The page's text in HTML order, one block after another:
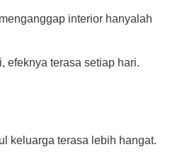
interior hanyalah
efeknya terasa setiap hari.
keluarga terasa lebih hangat.